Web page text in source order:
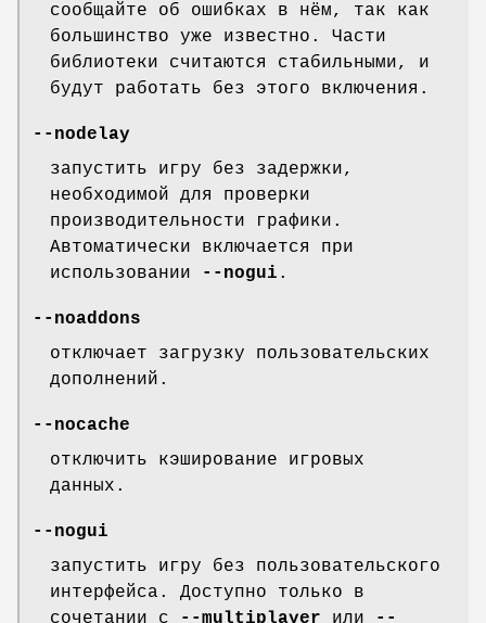
сообщайте об ошибках в нём, так как
большинство уже известно. Части
библиотеки считаются стабильными, и
будут работать без этого включения.
--nodelay
запустить игру без задержки,
необходимой для проверки
производительности графики.
Автоматически включается при
использовании
--nogui .
--noaddons
отключает загрузку пользовательских
дополнений.
--nocache
отключить кэширование игровых
данных.
--nogui
запустить игру без пользовательского
интерфейса. Доступно только в
сочетании с
--multiplayer или --